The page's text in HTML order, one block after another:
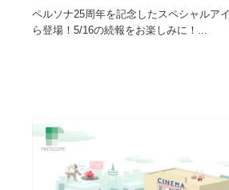
ペルソナ25周年を記念したスペシャルア
ら登場！5/16の続報をお楽しみに！...